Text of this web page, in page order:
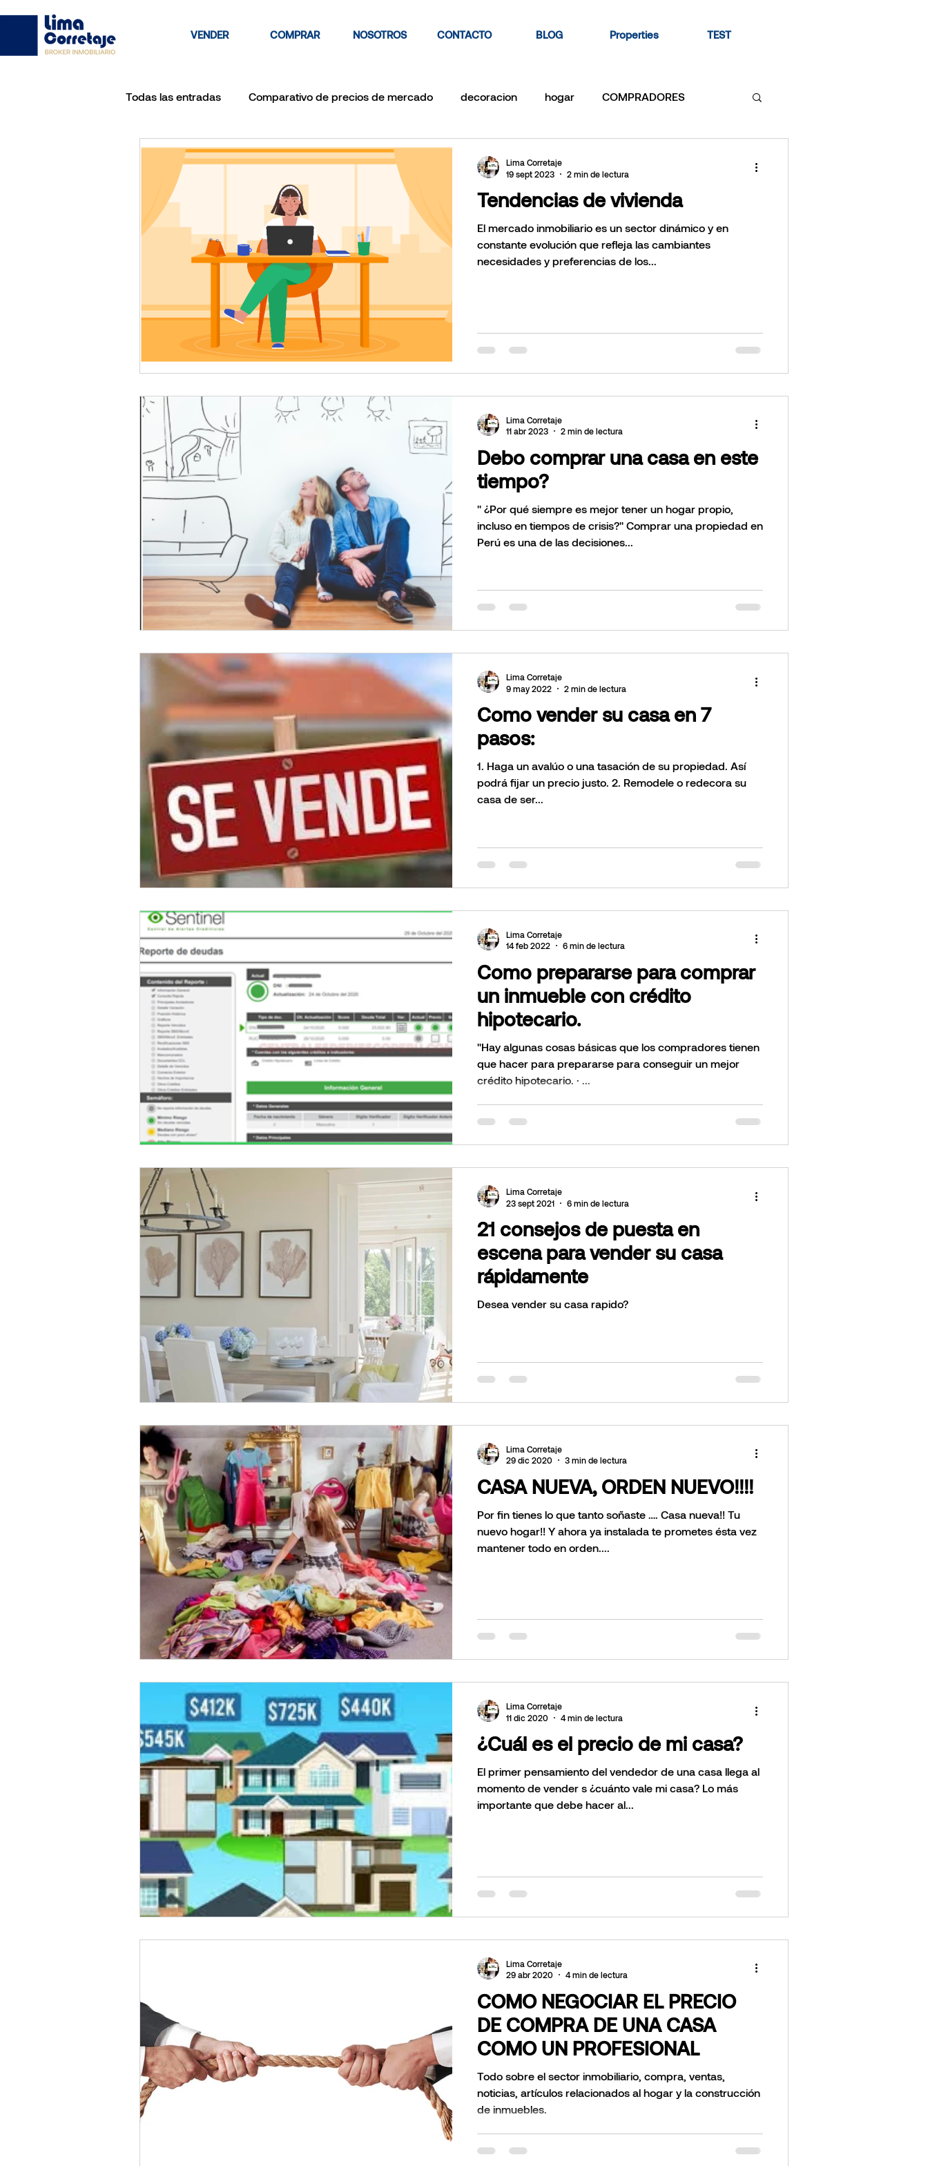
VENDER COMPRAR NOSOTROS CONTACTO BLOG Properties TEST
Todas las entradas Comparativo de precios de mercado decoracion hogar COMPRADORES
vendedores vendo departamento venta de casa
Inversion a largo plazo RATIO LTV RATIO PRESTAMO-VALOR Remodelacion baños
venta de casa por agente inmobiliar by owner vs by real estate departamento perfecto
Tendencias de vivienda
El mercado inmobiliario es un sector dinámico y en
constante evolución que refleja las cambiantes
necesidades y preferencias de los...
Lima Corretaje
19 sept 2023
2 min de lectura
Debo comprar una casa en este
tiempo?
" ¿Por qué siempre es mejor tener un hogar propio,
incluso en tiempos de crisis?" Comprar una propiedad en
Perú es una de las decisiones...
Lima Corretaje
11 abr 2023
2 min de lectura
Como vender su casa en 7
pasos:
1. Haga un avalúo o una tasación de su propiedad. Así
podrá fijar un precio justo. 2. Remodele o redecora su
casa de ser...
Lima Corretaje
9 may 2022
2 min de lectura
Como prepararse para comprar
un inmueble con crédito
hipotecario.
"Hay algunas cosas básicas que los compradores tienen
que hacer para prepararse para conseguir un mejor
Lima Corretaje
14 feb 2022
6 min de lectura
21 consejos de puesta en
escena para vender su casa
rápidamente
Desea vender su casa rapido?
Lima Corretaje
23 sept 2021
6 min de lectura
CASA NUEVA, ORDEN NUEVO!!!!
Por fin tienes lo que tanto soñaste …. Casa nueva!! Tu
nuevo hogar!! Y ahora ya instalada te prometes ésta vez
mantener todo en orden....
Lima Corretaje
29 dic 2020
3 min de lectura
¿Cuál es el precio de mi casa?
El primer pensamiento del vendedor de una casa llega al
momento de vender s ¿cuánto vale mi casa? Lo más
importante que debe hacer al...
Lima Corretaje
11 dic 2020
4 min de lectura
COMO NEGOCIAR EL PRECIO
DE COMPRA DE UNA CASA
COMO UN PROFESIONAL
Todo sobre el sector inmobiliario, compra, ventas,
noticias, artículos relacionados al hogar y la construcción
de inmuebles.
Lima Corretaje
29 abr 2020
4 min de lectura